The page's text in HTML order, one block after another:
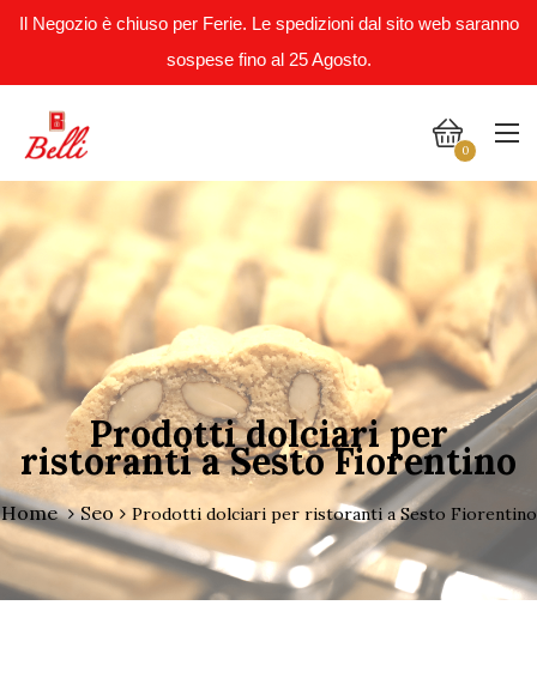
Il Negozio è chiuso per Ferie. Le spedizioni dal sito web saranno
sospese fino al 25 Agosto.
0
Prodotti dolciari per
ristoranti a Sesto Fiorentino
Home Seo Prodotti dolciari per ristoranti a Sesto Fiorentino